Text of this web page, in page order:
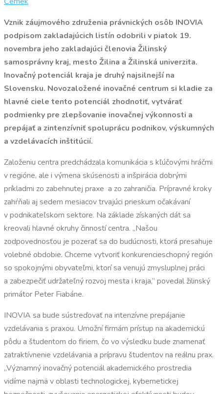
Vznik záujmového združenia právnických osôb INOVIA
podpisom zakladajúcich listín odobrili v piatok 19.
novembra jeho zakladajúci členovia Žilinský
samosprávny kraj, mesto Žilina a Žilinská univerzita.
Inovačný potenciál kraja je druhý najsilnejší na
Slovensku. Novozaložené inovačné centrum si kladie za
hlavné ciele tento potenciál zhodnotiť, vytvárať
podmienky pre zlepšovanie inovačnej výkonnosti a
prepájať a zintenzívniť spoluprácu podnikov, výskumných
a vzdelávacích inštitúcií.
Založeniu centra predchádzala komunikácia s kľúčovými hráčmi
v regióne, ale i výmena skúsenosti a inšpirácia dobrými
príkladmi zo zabehnutej praxe a zo zahraničia. Prípravné kroky
zahŕňali aj sedem mesiacov trvajúci prieskum očakávaní
v podnikateľskom sektore. Na základe získaných dát sa
kreovali hlavné okruhy činností centra. „Našou
zodpovednosťou je pozerať sa do budúcnosti, ktorá presahuje
volebné obdobie. Chceme vytvoriť konkurencieschopný región
so spokojnými obyvateľmi, ktorí sa venujú zmysluplnej práci
a zabezpečiť udržateľný rozvoj mesta i kraja,“ povedal žilinský
primátor Peter Fiabáne.
INOVIA sa bude sústreďovať na intenzívne prepájanie
vzdelávania s praxou. Umožní firmám prístup na akademickú
pôdu a študentom do firiem, čo vo výsledku bude znamenať
zatraktívnenie vzdelávania a prípravu študentov na reálnu prax.
„Významný inovačný potenciál akademického prostredia
vidíme najmä v oblasti technologickej, kybernetickej